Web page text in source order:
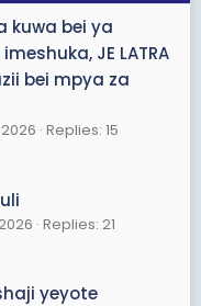
kuwa bei ya
JE LATRA
bei mpya za
Replies: 15
Replies: 21
yeyote